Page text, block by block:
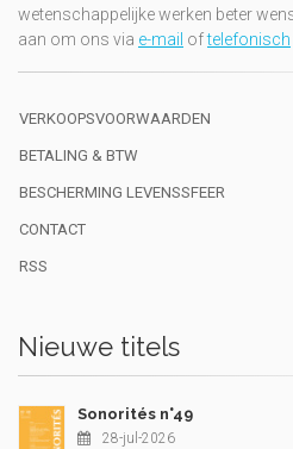
wetenschappelijke werken beter
aan om ons via e-mail oftelefonisch
VERKOOPSVOORWAARDEN
BETALING & BTW
BESCHERMING LEVENSSFEER
CONTACT
RSS
Nieuwe titels
Sonorités n°49
28-jul-2026